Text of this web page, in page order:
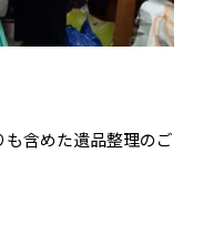
含めた遺品整理のご